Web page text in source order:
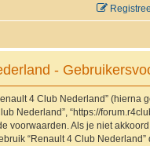
-
4 Club Nederland” (hierna
Nederland”, “https://
voorwaarden. Als je niet
“Renault 4 Club Nederland”